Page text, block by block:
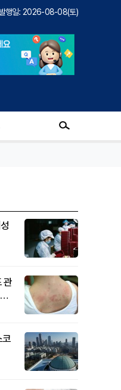
발행일: 2026-08-08(토)
관
코